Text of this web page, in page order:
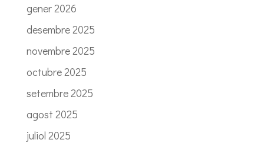
gener 2026
desembre 2025
novembre 2025
octubre 2025
setembre 2025
agost 2025
juliol 2025